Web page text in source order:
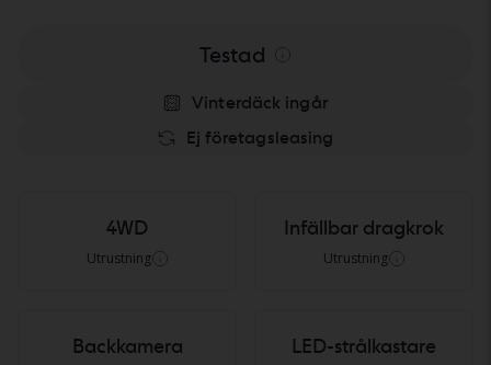
Testad
Vinterdäck ingår
Ej företagsleasing
4WD
Utrustning
Infällbar dragkrok
Utrustning
Backkamera LED-strålkastare